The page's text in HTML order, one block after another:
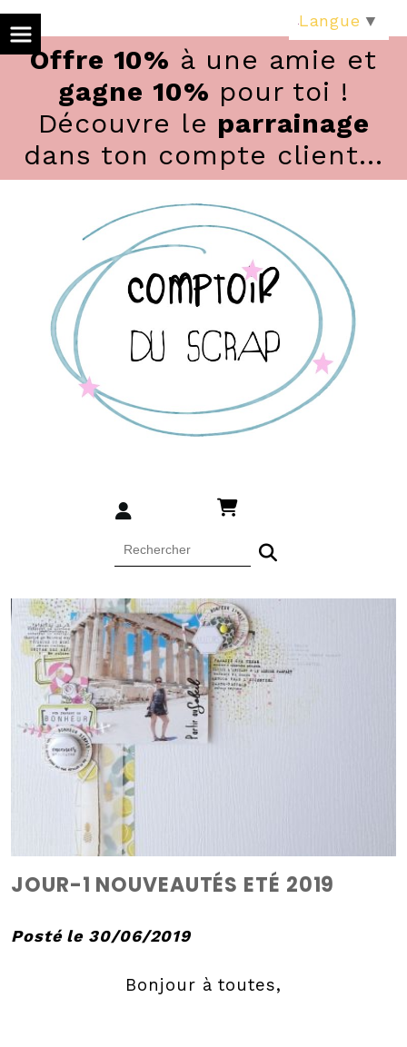
Offre 10% à une amie et
gagne 10% pour toi !
Découvre le parrainage
dans ton compte client...
JOUR-1 NOUVEAUTÉS ETÉ 2019
Posté le 30/06/2019
Bonjour à toutes,
Langue ▼